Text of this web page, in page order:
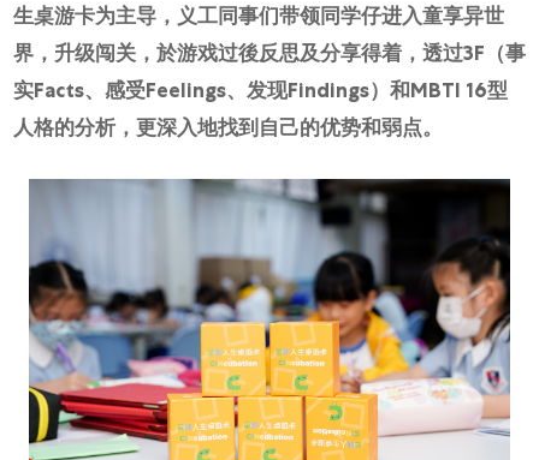
会员尊享
繁體中文 English
生桌游卡为主导，义工同事们带领同学仔进入童享异世
界，升级闯关，於游戏过後反思及分享得着，透过3F（事
实Facts、感受Feelings、发现Findings）和MBTI 16型
人格的分析，更深入地找到自己的优势和弱点。